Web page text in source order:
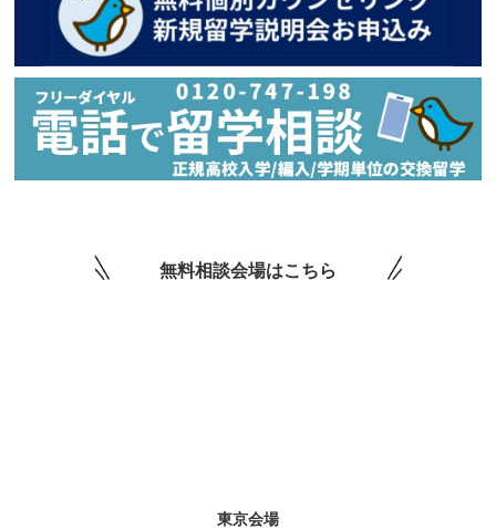
無料相談会場はこちら
東京会場